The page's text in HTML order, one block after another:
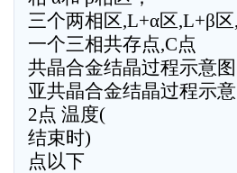
三个两相区,L+α区,L+β区
一个三相共存点,C点
共晶合金结晶过程示意图
亚共晶合金结晶过程示
2点 温度(
结束时)
点以下